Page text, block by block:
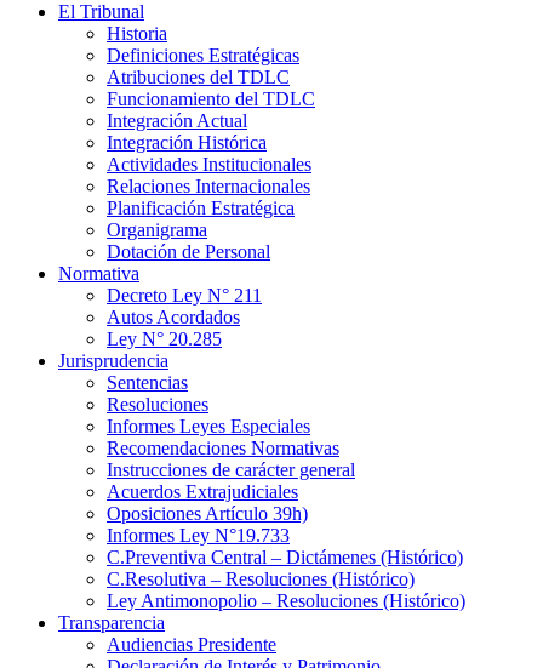
El Tribunal
Historia
Definiciones Estratégicas
Atribuciones del TDLC
Funcionamiento del TDLC
Integración Actual
Integración Histórica
Actividades Institucionales
Relaciones Internacionales
Planificación Estratégica
Organigrama
Dotación de Personal
Normativa
Decreto Ley N° 211
Autos Acordados
Ley N° 20.285
Jurisprudencia
Sentencias
Resoluciones
Informes Leyes Especiales
Recomendaciones Normativas
Instrucciones de carácter general
Acuerdos Extrajudiciales
Oposiciones Artículo 39h)
Informes Ley N°19.733
C.Preventiva Central – Dictámenes (Histórico)
C.Resolutiva – Resoluciones (Histórico)
Ley Antimonopolio – Resoluciones (Histórico)
Transparencia
Audiencias Presidente